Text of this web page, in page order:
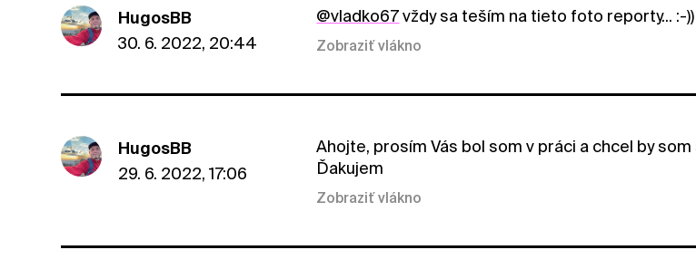
HugosBB
30. 6. 2022, 20:44
@vladko67vždy sa teším na tieto foto reporty... :-))
Zobraziť vlákno
HugosBB
29. 6. 2022, 17:06
Ahojte, prosím Vás bol som v práci a chcel by
Ďakujem
Zobraziť vlákno